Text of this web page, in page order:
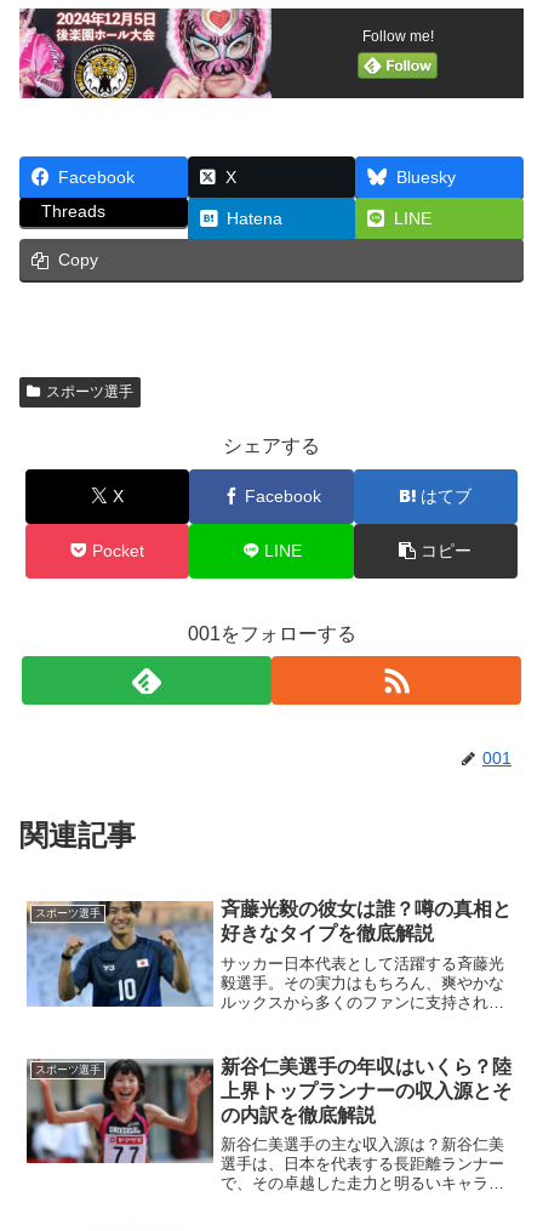
Follow me!
Facebook X
Bluesky
Threads
Hatena LINE
Copy
スポーツ選手
シェアする
X Facebook はてブ
Pocket LINE コピー
001をフォローする
001
関連記事
スポーツ選手
斉藤光毅の彼女は誰？噂の真相と
好きなタイプを徹底解説
サッカー日本代表として活躍する斉藤光
毅選手。その実力はもちろん、爽やかな
ルックスから多くのファンに支持されて
ょうか。今回は、斉藤光毅選手の彼女に
関する噂や好きなタイプに...
スポーツ選手
新谷仁美選手の年収はいくら？陸
上界トップランナーの収入源とそ
の内訳を徹底解説
新谷仁美選手の主な収入源は？新谷仁美
選手は、日本を代表する長距離ランナー
で、その卓越した走力と明るいキャラク